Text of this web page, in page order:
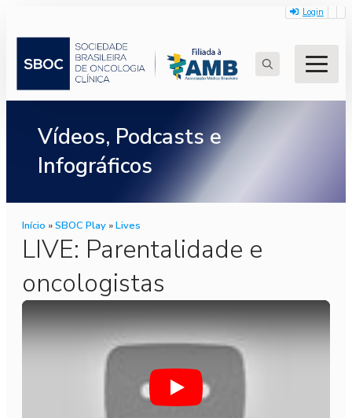
Login
for:
Vídeos, Podcasts e
Infográficos
Início »SBOC Play »Lives
LIVE: Parentalidade e
oncologistas
Play